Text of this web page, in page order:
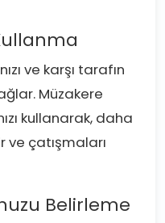
ve karşı tarafın
Müzakere
kullanarak, daha
ve çatışmaları
Belirleme